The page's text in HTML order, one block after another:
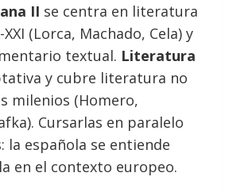
II se centra en literatura
(Lorca, Machado, Cela) y
textual. Literatura
y cubre literatura no
milenios (Homero,
Cursarlas en paralelo
la española se entiende
en el contexto europeo.